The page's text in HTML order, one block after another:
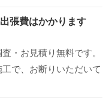
張費はかかります
・お見積り無料です。
で、お断りいただいて